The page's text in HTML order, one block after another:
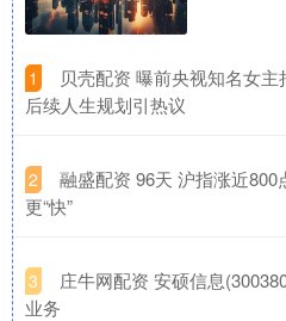
1
贝壳配资 曝前央视知名女主
后续人生规划引热议
2
融盛配资 96天 沪指涨近800
更“快”
3
庄牛网配资 安硕信息
业务